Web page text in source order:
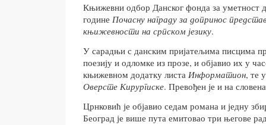
Књижевни одбор Данског фонда за уметност
године Почасну награду за допринос
књижевности на српском језику.
У сарадњи с данским пријатељима писцима
поезију и одломке из прозе, и објавио их у
књижевном додатку листа Информатион, те
Оверсте Кирургиске. Превођен је и на
Црнковић је објавио седам романа и једну
Београд је више пута емитовао три његове